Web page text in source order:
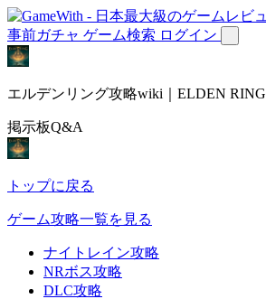
事前ガチャ ゲーム検索 ログイン
エルデンリング攻略wiki｜ELDEN RING
掲示板Q&A
トップに戻る
ゲーム攻略一覧を見る
ナイトレイン攻略
NRボス攻略
DLC攻略